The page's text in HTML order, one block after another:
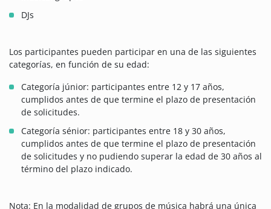
DJs
Los participantes pueden participar en una de las siguientes
categorías, en función de su edad:
Categoría júnior: participantes entre 12 y 17 años,
cumplidos antes de que termine el plazo de presentación
de solicitudes.
Categoría sénior: participantes entre 18 y 30 años,
cumplidos antes de que termine el plazo de presentación
de solicitudes y no pudiendo superar la edad de 30 años al
término del plazo indicado.
Nota: En la modalidad de grupos de música habrá una única